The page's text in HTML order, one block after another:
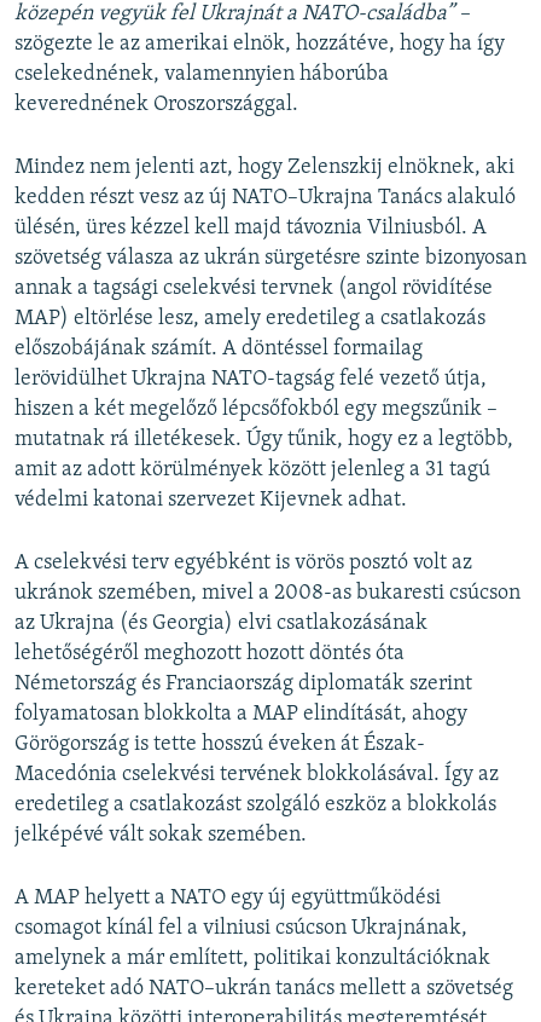
közepén vegyük fel Ukrajnát a NATO-családba” –
szögezte le az amerikai elnök, hozzátéve, hogy ha így
cselekednének, valamennyien háborúba
keverednének Oroszországgal.
Mindez nem jelenti azt, hogy Zelenszkij elnöknek, aki
kedden részt vesz az új NATO–Ukrajna Tanács alakuló
ülésén, üres kézzel kell majd távoznia Vilniusból. A
szövetség válasza az ukrán sürgetésre szinte bizonyosan
annak a tagsági cselekvési tervnek (angol rövidítése
MAP) eltörlése lesz, amely eredetileg a csatlakozás
előszobájának számít. A döntéssel formailag
lerövidülhet Ukrajna NATO-tagság felé vezető útja,
hiszen a két megelőző lépcsőfokból egy megszűnik –
mutatnak rá illetékesek. Úgy tűnik, hogy ez a legtöbb,
amit az adott körülmények között jelenleg a 31 tagú
védelmi katonai szervezet Kijevnek adhat.
A cselekvési terv egyébként is vörös posztó volt az
ukránok szemében, mivel a 2008-as bukaresti csúcson
az Ukrajna (és Georgia) elvi csatlakozásának
lehetőségéről meghozott hozott döntés óta
Németország és Franciaország diplomaták szerint
folyamatosan blokkolta a MAP elindítását, ahogy
Görögország is tette hosszú éveken át Észak-
Macedónia cselekvési tervének blokkolásával. Így az
eredetileg a csatlakozást szolgáló eszköz a blokkolás
jelképévé vált sokak szemében.
A MAP helyett a NATO egy új együttműködési
csomagot kínál fel a vilniusi csúcson Ukrajnának,
amelynek a már említett, politikai konzultációknak
kereteket adó NATO–ukrán tanács mellett a szövetség